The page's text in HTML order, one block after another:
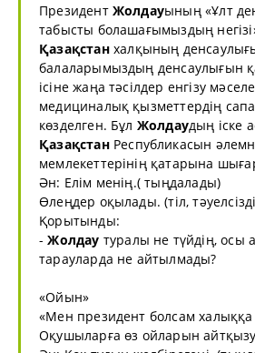
Президент Жолдауының «Ұлт
табысты болашағымыздың
Қазақстанхалқының
балаларымыздың денсаулығын
ісіне жаңа тәсілдер енгізу
медициналық қызметтердің
көзделген. Бұл Жолдаудың іске
ҚазақстанРеспубликасын
мемлекеттерінің қатарына
Ән: Елім менің.( тыңдалады)
Өлеңдер оқылады. (тіл,
Қорытынды:
-Жолдау туралы не түйдің, осы
тарауларда не айтылмады?
«Ойын»
«Мен президент болсам халыққа
Оқушыларға өз ойларын